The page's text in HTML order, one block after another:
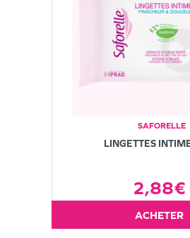
SAFORELLE
LINGETTES
2,88€
ACHETER